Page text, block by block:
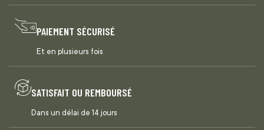
PAIEMENT SÉCURISÉ
Et en plusieurs fois
SATISFAIT OU REMBOURSÉ
Dans un délai de 14 jours